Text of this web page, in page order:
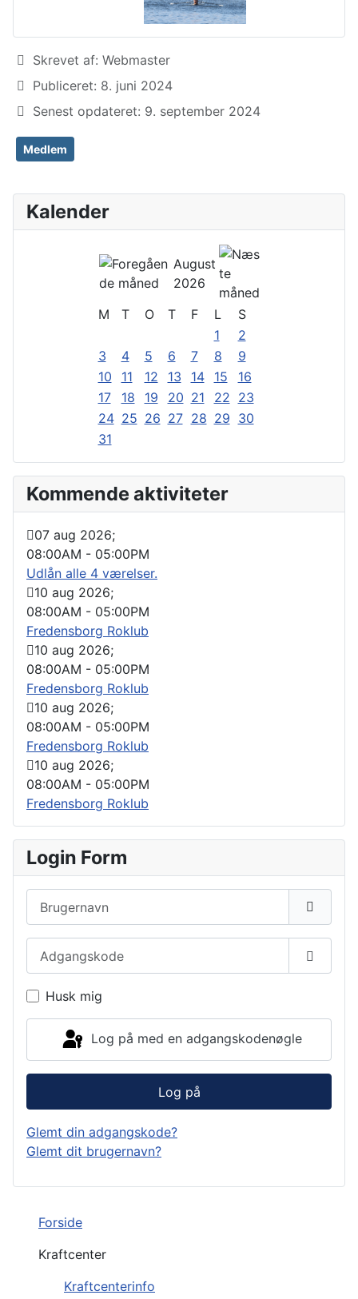
Forside
Kraftcenter
Kraftcenterinfo
Detaljer
Skrevet af: Webmaster
Publiceret: 8. juni 2024
Senest opdateret: 9. september 2024
Medlem
Kalender
August
2026
M
T O T F L
S
1
2
3
4 5 6 7 8
9
10
11 12 13 14 15
16
17
18 19 20 21 22 23
24 25 26 27 28 29 30
31
Kommende aktiviteter
07 aug 2026;
08:00AM - 05:00PM
Udlån alle 4 værelser.
10 aug 2026;
08:00AM - 05:00PM
Fredensborg Roklub
10 aug 2026;
08:00AM - 05:00PM
Fredensborg Roklub
10 aug 2026;
08:00AM - 05:00PM
Fredensborg Roklub
10 aug 2026;
08:00AM - 05:00PM
Fredensborg Roklub
Login Form
Vis
Husk mig
Log på med en adgangskodenøgle
Log på
Glemt din adgangskode?
Glemt dit brugernavn?